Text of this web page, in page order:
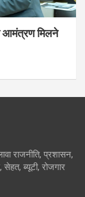
आमंत्रण मिलने
राजनीति, प्रशासन,
ब्यूटी, रोजगार